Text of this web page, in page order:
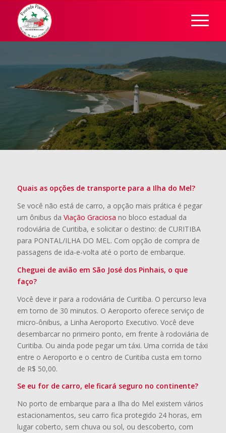
Quais as opções de transporte para a Ilha do Mel?
Se você não está de carro, a opção mais prática é pegar
um ônibus da Viação Graciosa no bloco estadual da
rodoviária de Curitiba, e solicitar o destino: de CURITIBA
para PONTAL/ILHA DO MEL. Com opção de compra de
passagens de ida-e-volta até o porto de embarque.
Cheguei de avião em São José dos Pinhais, o que
faço?
Você deve ir para a rodoviária de Curitiba. O percurso leva
em torno de 30 minutos. O Aeroporto oferece serviço de
micro-ônibus, a Linha Aeroporto Executivo. Você deve
desembarcar no primeiro ponto, em frente à rodoviária de
Curitiba. Ou ainda pode pegar um táxi. Uma corrida de táxi
entre o Aeroporto e o centro de Curitiba custa em torno
de R$ 50,00.
Se eu for de carro, ele ficará seguro no continente?
No porto de embarque para a Ilha do Mel existem vários
estacionamentos, seu carro fica protegido 24 horas, em
lugar coberto, sem chuva ou sol, ou descoberto, com